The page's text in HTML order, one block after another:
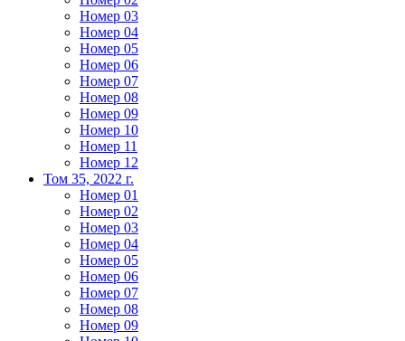
Номер 03
Номер 04
Номер 05
Номер 06
Номер 07
Номер 08
Номер 09
Номер 10
Номер 11
Номер 12
Том 35, 2022 г.
Номер 01
Номер 02
Номер 03
Номер 04
Номер 05
Номер 06
Номер 07
Номер 08
Номер 09